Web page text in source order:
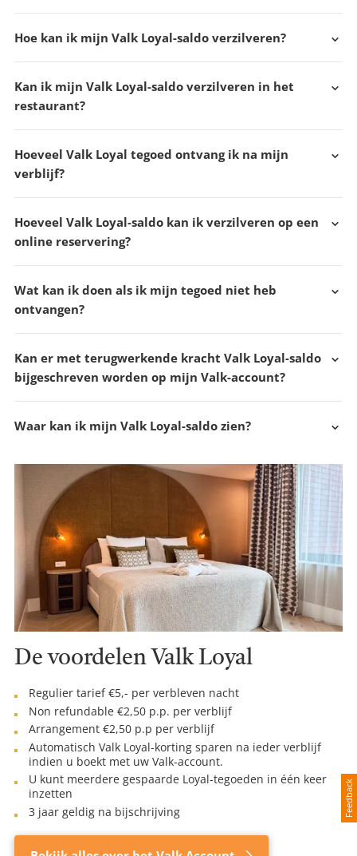
Hoe kan ik mijn Valk Loyal-saldo verzilveren?
Kan ik mijn Valk Loyal-saldo verzilveren in het
restaurant?
Hoeveel Valk Loyal tegoed ontvang ik na mijn
verblijf?
Hoeveel Valk Loyal-saldo kan ik verzilveren op een
online reservering?
Wat kan ik doen als ik mijn tegoed niet heb
ontvangen?
Kan er met terugwerkende kracht Valk Loyal-saldo
bijgeschreven worden op mijn Valk-account?
Waar kan ik mijn Valk Loyal-saldo zien?
De voordelen Valk Loyal
Regulier tarief €5,- per verbleven nacht
Non refundable €2,50 p.p. per verblijf
Arrangement €2,50 p.p per verblijf
Automatisch Valk Loyal-korting sparen na ieder verblijf
indien u boekt met uw Valk-account.
U kunt meerdere gespaarde Loyal-tegoeden in één keer
inzetten
3 jaar geldig na bijschrijving
Feedback